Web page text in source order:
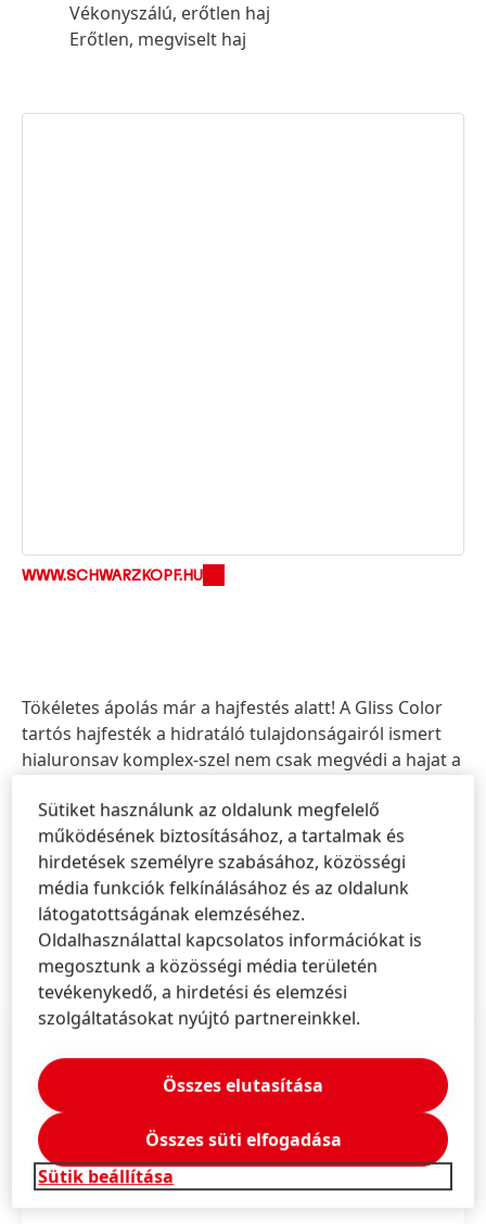
Vékonyszálú, erőtlen haj
Erőtlen, megviselt haj
WWW.SCHWARZKOPF.HU
Tökéletes ápolás már a hajfestés alatt! A Gliss Color
tartós hajfesték a hidratáló tulajdonságairól ismert
hialuronsav komplex-szel nem csak megvédi a hajat a
azt. A formula a beépített színápoló rendszernek
köszönhetően mélyen a hajszálak belsejébe juttatja a
színpigmenteket. Az eredmény mélyreható ápolás és
gazdag, tartós színeredmény.
Sütiket használunk az oldalunk megfelelő
működésének biztosításához, a tartalmak és
hirdetések személyre szabásához, közösségi
média funkciók felkínálásához és az oldalunk
látogatottságának elemzéséhez.
Oldalhasználattal kapcsolatos információkat is
megosztunk a közösségi média területén
tevékenykedő, a hirdetési és elemzési
szolgáltatásokat nyújtó partnereinkkel.
Sütik beállítása
Összes elutasítása
Összes süti elfogadása